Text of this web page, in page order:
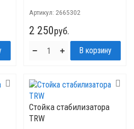
Артикул: 2665302
2 250руб.
Стойка стабилизатора
TRW